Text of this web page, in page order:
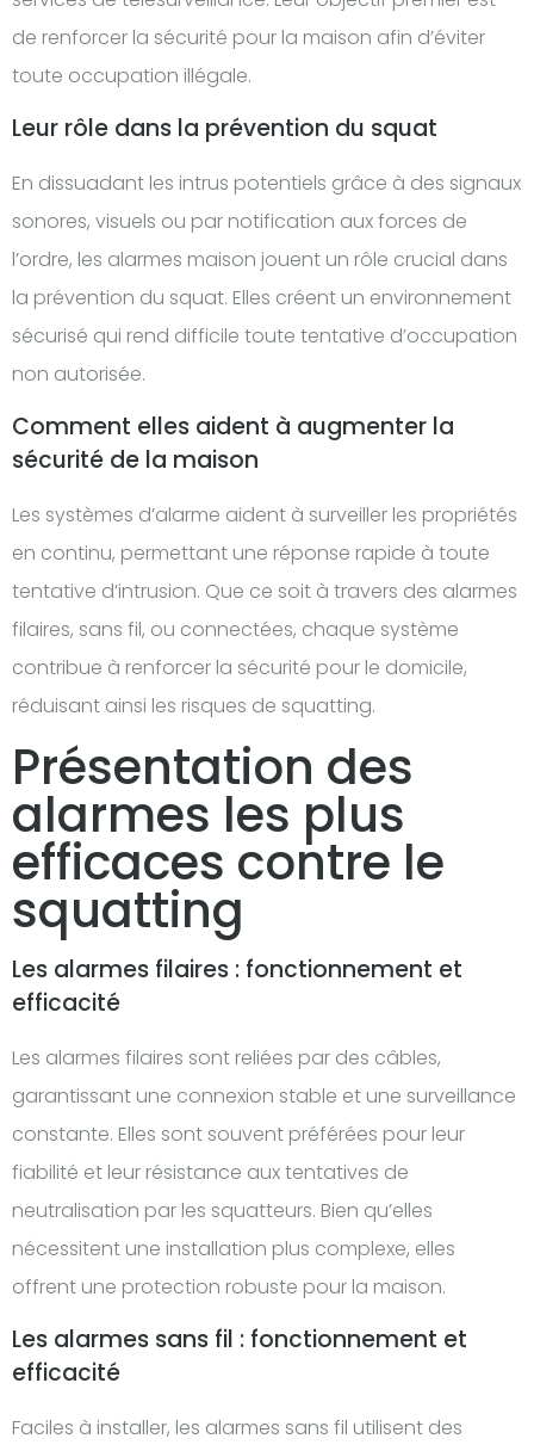
de renforcer la sécurité pour la maison afin d’éviter
toute occupation illégale.
Leur rôle dans la prévention du squat
En dissuadant les intrus potentiels grâce à des signaux
sonores, visuels ou par notification aux forces de
l’ordre, les alarmes maison jouent un rôle crucial dans
la prévention du squat. Elles créent un environnement
sécurisé qui rend difficile toute tentative d’occupation
non autorisée.
Comment elles aident à augmenter la
sécurité de la maison
Les systèmes d’alarme aident à surveiller les propriétés
en continu, permettant une réponse rapide à toute
tentative d’intrusion. Que ce soit à travers des alarmes
filaires, sans fil, ou connectées, chaque système
contribue à renforcer la sécurité pour le domicile,
réduisant ainsi les risques de squatting.
Présentation des
alarmes les plus
efficaces contre le
squatting
Les alarmes filaires : fonctionnement et
efficacité
Les alarmes filaires sont reliées par des câbles,
garantissant une connexion stable et une surveillance
constante. Elles sont souvent préférées pour leur
fiabilité et leur résistance aux tentatives de
neutralisation par les squatteurs. Bien qu’elles
nécessitent une installation plus complexe, elles
offrent une protection robuste pour la maison.
Les alarmes sans fil : fonctionnement et
efficacité
Faciles à installer, les alarmes sans fil utilisent des